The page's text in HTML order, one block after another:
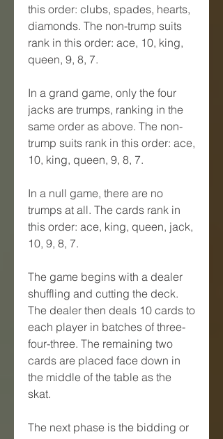
this order: clubs, spades, hearts,
diamonds. The non-trump suits
rank in this order: ace, 10, king,
queen, 9, 8, 7.
In a grand game, only the four
jacks are trumps, ranking in the
same order as above. The non-
trump suits rank in this order: ace,
10, king, queen, 9, 8, 7.
In a null game, there are no
trumps at all. The cards rank in
this order: ace, king, queen, jack,
10, 9, 8, 7.
The game begins with a dealer
shuffling and cutting the deck.
The dealer then deals 10 cards to
each player in batches of three-
four-three. The remaining two
cards are placed face down in
the middle of the table as the
skat.
The next phase is the bidding or